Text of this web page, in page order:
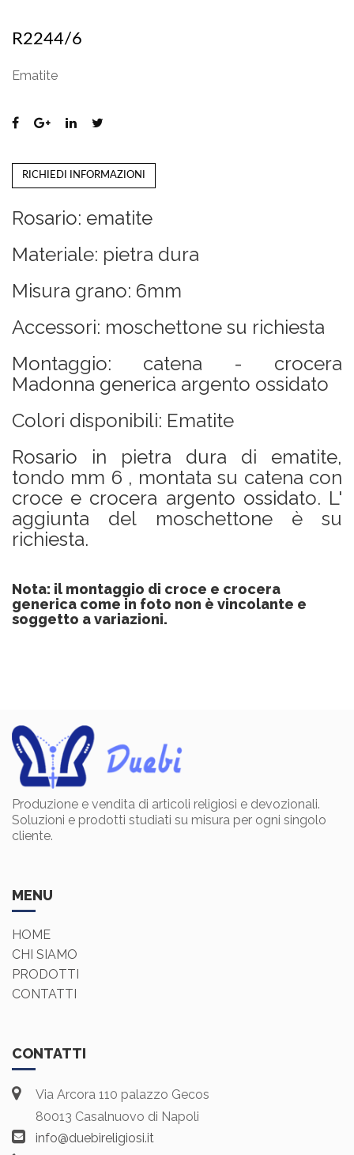
R2244/6
Ematite
RICHIEDI INFORMAZIONI
Rosario: ematite
Materiale: pietra dura
Misura grano: 6mm
Accessori: moschettone su richiesta
Montaggio: catena - crocera
Madonna generica argento ossidato
Colori disponibili: Ematite
Rosario in pietra dura di ematite,
tondo mm 6 , montata su catena con
croce e crocera argento ossidato. L'
aggiunta del moschettone è su
richiesta.
Nota: il montaggio di croce e crocera
generica come in foto non è vincolante e
soggetto a variazioni.
Produzione e vendita di articoli religiosi e devozionali.
Soluzioni e prodotti studiati su misura per ogni singolo
cliente.
MENU
HOME
CHI SIAMO
PRODOTTI
CONTATTI
CONTATTI
Via Arcora 110 palazzo Gecos
80013 Casalnuovo di Napoli
info@duebireligiosi.it